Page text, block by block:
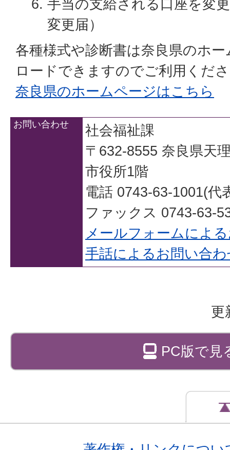
手当の支給される口座を変
変更届）
各種様式や診断書は奈良県のホ
ロードできますのでご利用くだ
奈良県のホームページはこちら
お問い合わせ
社会福祉課
〒632-8555 奈良県天
市役所1階
電話 0743-63-1001(代
ファックス 0743-63-
メールフォームによ
手話によるお問い合
更
PC版で見